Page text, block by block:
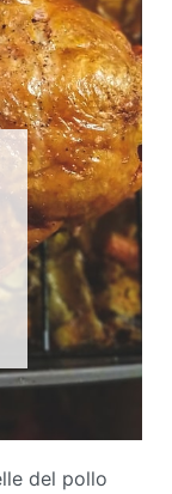
del pollo